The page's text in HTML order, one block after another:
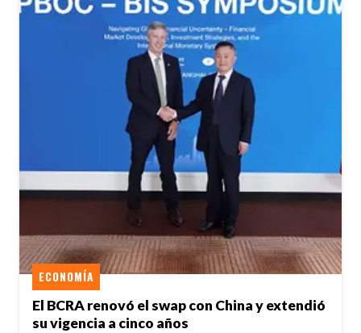
El BCRA renovó el swap con China y extendió
su vigencia a cinco años
ECONOMÍA